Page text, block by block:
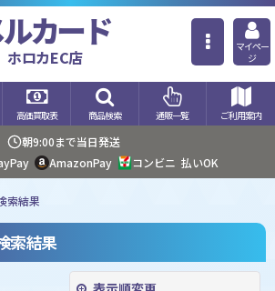
カード
ホロカEC店
マイペー
ジ
高価買取表 商品検索 通販一覧 ご利用案内
朝9:00まで当日発送
AmazonPay コンビニ 払いOK
索結果
索結果